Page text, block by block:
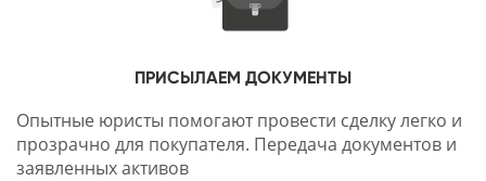
ПРИСЫЛАЕМ ДОКУМЕНТЫ
Опытные юристы помогают провести сделку легко и
прозрачно для покупателя. Передача документов и
заявленных активов